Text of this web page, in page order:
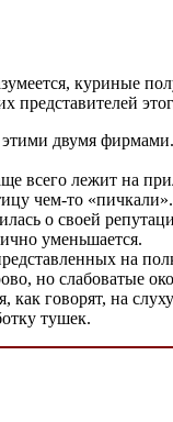
куриные
двумя
лежит на
чем-то «пичкали».
о своей
уменьшается.
на
но слабоватые
говорят, на
тушек.